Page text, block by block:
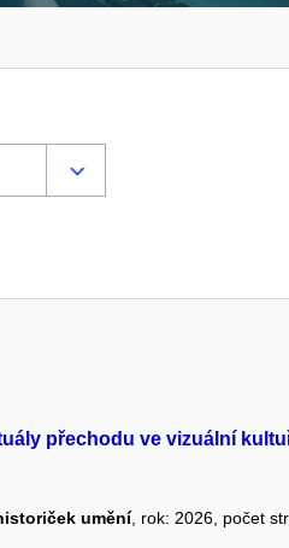
přechodu ve vizuální
umění, rok: 2026, počet